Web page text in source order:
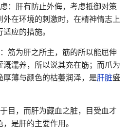
：肝有防止外侮，考虑抵御对策
在环境的刺激时，在精神情志上
应的措施。
筋为肝之所主，筋的所以能屈伸
濡养，所以说其充在筋；而爪为
薄与颜色的枯萎润泽，是肝脏盛
目，而肝为藏血之脏，目受血才
是肝的主要作用。